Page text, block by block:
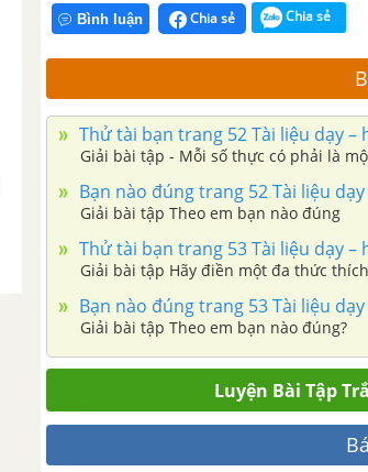
Bình luận Chia sẻ Chia sẻ
Thử tài bạn trang 52 Tài liệu dạy –
Giải bài tập - Mỗi số thực có phải là
Bạn nào đúng trang 52 Tài liệu
Giải bài tập Theo em bạn nào đúng
Thử tài bạn trang 53 Tài liệu dạy –
Giải bài tập Hãy điền một đa thức
Bạn nào đúng trang 53 Tài liệu
Giải bài tập Theo em bạn nào đúng?
Luyện Bài Tập